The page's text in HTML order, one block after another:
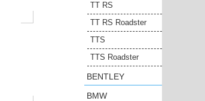
TT RS
TT RS Roadster
TTS
TTS Roadster
BENTLEY
BMW